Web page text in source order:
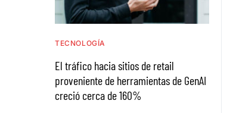
TECNOLOGÍA
El tráfico hacia sitios de retail
proveniente de herramientas de GenAI
creció cerca de 160%